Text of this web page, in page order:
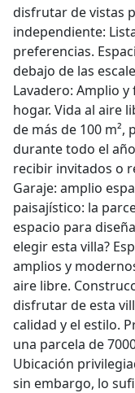
disfrutar de vistas
independiente:
preferencias.
debajo de las
Lavadero: Amplio
hogar. Vida al aire
de más de 100
durante todo el
recibir invitados o
Garaje: amplio
paisajístico: la
espacio para
elegir esta villa?
amplios y
aire libre.
disfrutar de esta
calidad y el estilo.
una parcela de
Ubicación
sin embargo, lo